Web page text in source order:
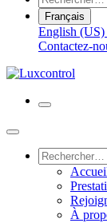
Français
English (US)
Contactez-
À